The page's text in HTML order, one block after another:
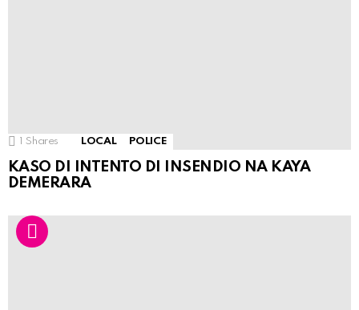
Shares LOCAL POLICE
KASO DI INTENTO DI INSENDIO NA KAYA
DEMERARA